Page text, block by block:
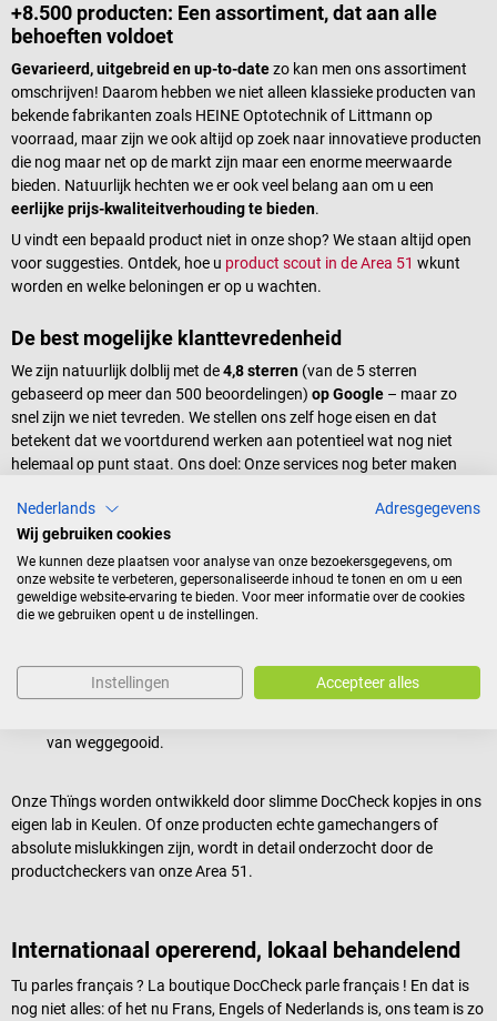
+8.500 producten: Een assortiment, dat aan alle
behoeften voldoet
Gevarieerd, uitgebreid en up-to-datezo kan men ons assortiment
omschrijven! Daarom hebben we niet alleen klassieke producten van
bekende fabrikanten zoals HEINE Optotechnik of Littmann op
voorraad, maar zijn we ook altijd op zoek naar innovatieve producten
die nog maar net op de markt zijn maar een enorme meerwaarde
bieden. Natuurlijk hechten we er ook veel belang aan om u een
eerlijke prijs-kwaliteitverhouding te bieden.
U vindt een bepaald product niet in onze shop? We staan altijd open
voor suggesties. Ontdek, hoe u product scout in de Area 51 wkunt
worden en welke beloningen er op u wachten.
De best mogelijke klanttevredenheid
We zijn natuurlijk dolblij met de4,8 sterren (van de 5 sterren
gebaseerd op meer dan 500 beoordelingen) op Google – maar zo
snel zijn we niet tevreden. We stellen ons zelf hoge eisen en dat
betekent dat we voortdurend werken aan potentieel wat nog niet
helemaal op punt staat. Ons doel: Onze services nog beter maken
Innovatie uit onze eigen smederij
Moderne technologie, functionaliteit en geen compromissen op het
gebied van design: DeDocCheck Thïngs. Een nieuwe interpretatie van
medische instrumenten, die:
het dagelijks leven in het ziekenhuis en de praktijk
vergemakkelijken,
van weggegooid.
Onze Thïngs worden ontwikkeld door slimme DocCheck kopjes in ons
eigen lab in Keulen. Of onze producten echte gamechangers of
absolute mislukkingen zijn, wordt in detail onderzocht door de
productcheckers van onze Area 51.
Internationaal opererend, lokaal behandelend
Tu parles français ? La boutique DocCheck parle français ! En dat is
nog niet alles: of het nu Frans, Engels of Nederlands is, ons team is zo
Nederlands
Adresgegevens
Wij gebruiken cookies
We kunnen deze plaatsen voor analyse van onze bezoekersgegevens, om
onze website te verbeteren, gepersonaliseerde inhoud te tonen en om u een
geweldige website-ervaring te bieden. Voor meer informatie over de cookies
die we gebruiken opent u de instellingen.
Instellingen Accepteer alles